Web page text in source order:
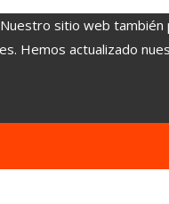
sitio web también
Hemos actualizado